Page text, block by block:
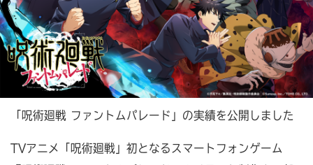
「呪術廻戦 ファントムパレード」の実績を公開しました
TVアニメ「呪術廻戦」初となるスマートフォンゲーム